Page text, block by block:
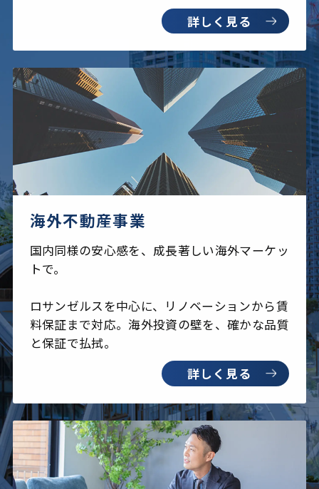
詳しく見る
海外不動産事業
国内同様の安心感を、成長著しい海外マーケッ
トで。
ロサンゼルスを中心に、リノベーションから賃
料保証まで対応。海外投資の壁を、確かな品質
と保証で払拭。
詳しく見る